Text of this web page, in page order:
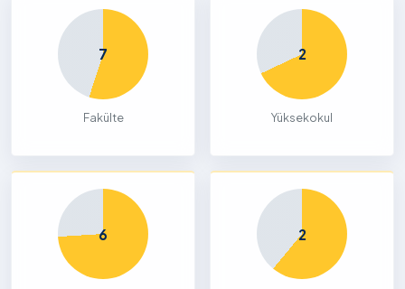
7
Fakülte
2
Yüksekokul
6 2